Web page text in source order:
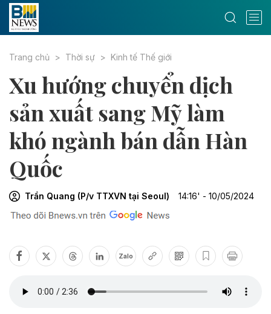
Trang chủ Thời sự Kinh tế Thế giới
Xu hướng chuyển dịch
sản xuất sang Mỹ làm
khó ngành bán dẫn Hàn
Quốc
Trần Quang (P/v TTXVN tại Seoul) 14:16' - 10/05/2024
Zalo